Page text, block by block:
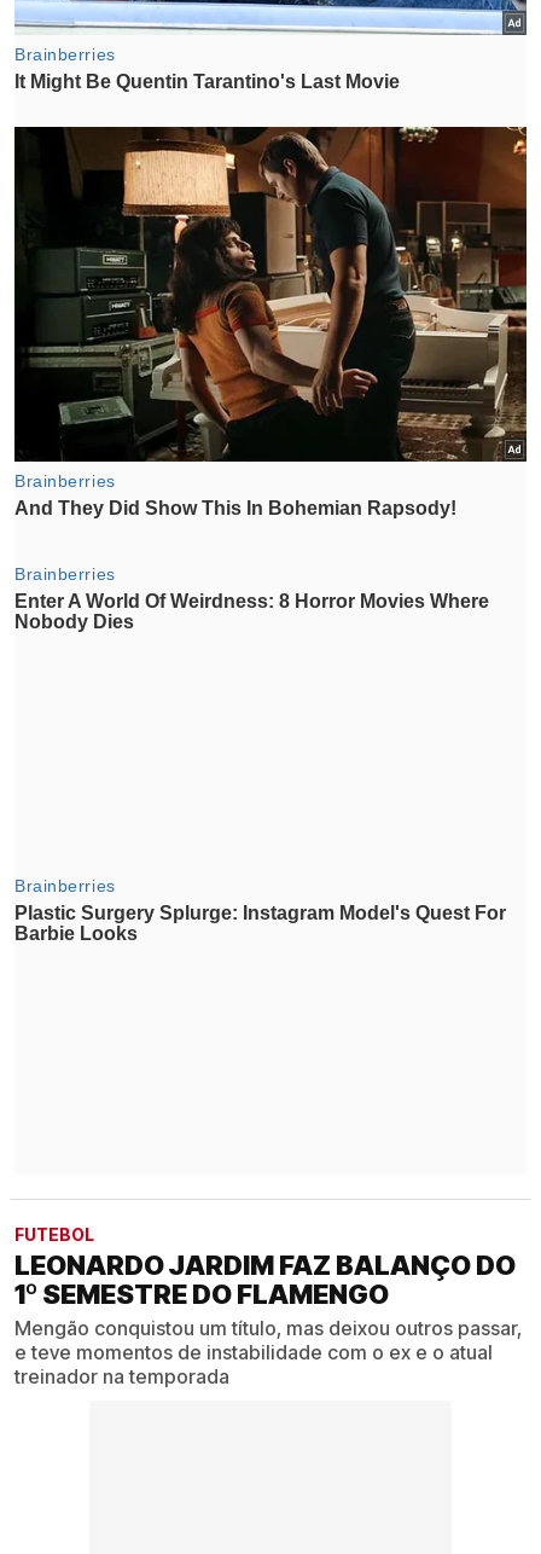
FUTEBOL
LEONARDO JARDIM FAZ BALANÇO DO
1º SEMESTRE DO FLAMENGO
Mengão conquistou um título, mas deixou outros passar,
e teve momentos de instabilidade com o ex e o atual
treinador na temporada